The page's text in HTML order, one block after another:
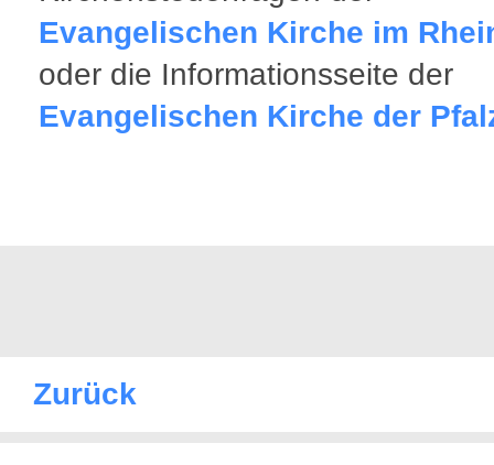
Evangelischen Kirche im
oder die Informationsseite der
Evangelischen Kirche der
Zurück